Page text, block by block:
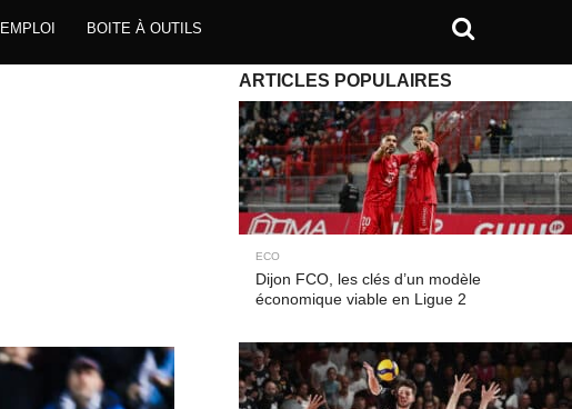
EMPLOI BOITE À OUTILS
ARTICLES POPULAIRES
ECO
Dijon FCO, les clés d’un modèle
économique viable en Ligue 2